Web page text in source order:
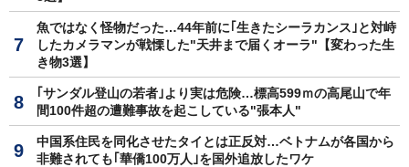
魚ではなく怪物だった…44年前に｢生きたシーラカンス｣と対峙
したカメラマンが戦慄した"天井まで届くオーラ"【変わった生
き物3選】
｢サンダル登山の若者｣より実は危険…標高599ｍの高尾山で年
間100件超の遭難事故を起こしている"張本人"
中国系住民を同化させたタイとは正反対…ベトナムが各国から
非難されても｢華僑100万人｣を国外追放したワケ